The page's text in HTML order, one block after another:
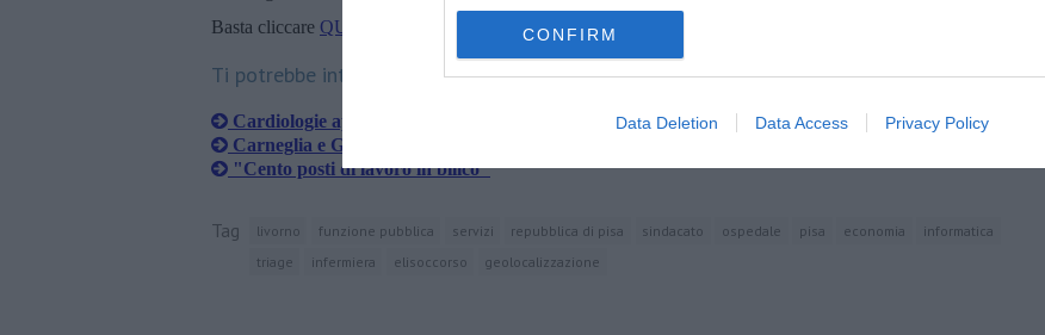
CONFIRM
Data Deletion Data Access Privacy Policy
Basta cliccare QUI
Ti potrebbe interessare anche:
Cardiologie aperte per la prevenzione
Carneglia e Giustarini al timone della sanità
"Cento posti di lavoro in bilico"
Tag livorno funzione pubblica servizi repubblica di pisa sindacato ospedale pisa economia
informatica
triage
infermiera elisoccorso geolocalizzazione